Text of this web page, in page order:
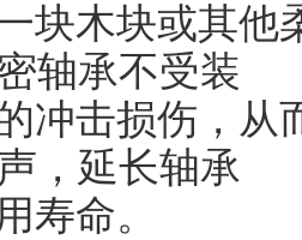
块木块或其他
轴承不受装
冲击损伤，从
，延长轴承
寿命。